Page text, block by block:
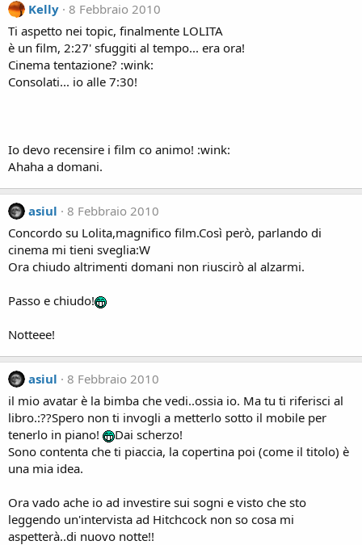
Kelly 8 Febbraio 2010
Ti aspetto nei topic, finalmente LOLITA
è un film, 2:27' sfuggiti al tempo... era ora!
Cinema tentazione? :wink:
Consolati... io alle 7:30!
Io devo recensire i film co animo! :wink:
Ahaha a domani.
asiul
8 Febbraio 2010
Concordo su Lolita,magnifico film.Così però, parlando di
cinema mi tieni sveglia:W
Ora chiudo altrimenti domani non riuscirò al alzarmi.
Passo e chiudo!
Notteee!
asiul
8 Febbraio 2010
il mio avatar è la bimba che vedi..ossia io. Ma tu ti riferisci al
libro.:??Spero non ti invogli a metterlo sotto il mobile per
tenerlo in piano!
Dai scherzo!
Sono contenta che ti piaccia, la copertina poi (come il titolo) è
una mia idea.
Ora vado ache io ad investire sui sogni e visto che sto
leggendo un'intervista ad Hitchcock non so cosa mi
aspetterà..di nuovo notte!!